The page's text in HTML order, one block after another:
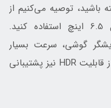
باشید، توصیه می‌کنیم از
گوشی‌های هوشمند با نمایشگر حداقل 6.5 اینچ استفاده کنید.
گوشی، سرعت بسیار
مطلوبی در پاسخ به لمس داشته باشد و از قابلیت HDR نیز پشتیبانی